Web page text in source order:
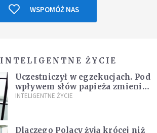
WSPOMÓŻ NAS
INTELIGENTNE ŻYCIE
Uczestniczył w egzekucjach. Pod
wpływem słów papieża zmienił
zdanie
INTELIGENTNE ŻYCIE
Dlaczego Polacy żyją krócej niż